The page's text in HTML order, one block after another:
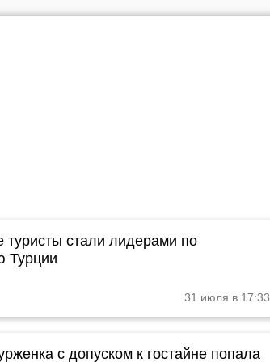
туристы стали лидерами по
Турции
31 июля в 17:33
с допуском к гостайне попала